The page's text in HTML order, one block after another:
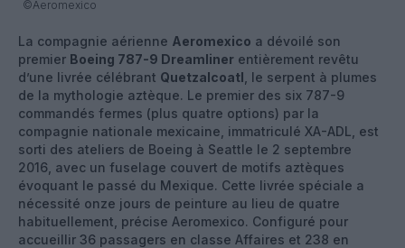
©Aeromexico
La compagnie aérienne Aeromexico a dévoilé son
premier Boeing 787-9 Dreamliner entièrement revêtu
d’une livrée célébrant Quetzalcoatl , le serpent à plumes
de la mythologie aztèque. Le premier des six 787-9
commandés fermes (plus quatre options) par la
compagnie nationale mexicaine, immatriculé XA-ADL, est
sorti des ateliers de Boeing à Seattle le 2 septembre
2016, avec un fuselage couvert de motifs aztèques
évoquant le passé du Mexique. Cette livrée spéciale a
nécessité onze jours de peinture au lieu de quatre
habituellement, précise Aeromexico. Configuré pour
accueillir 36 passagers en classe Affaires et 238 en